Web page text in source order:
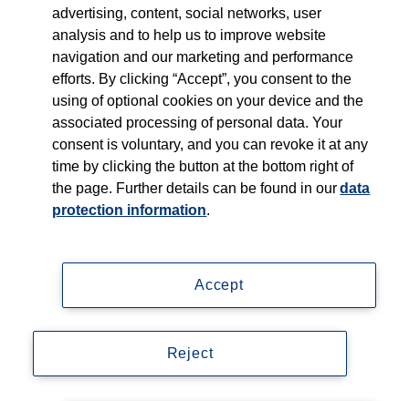
Impressum
Datenschutzerklärung
Lieferanteninformationen
Mediadaten
Accessibility
advertising, content, social networks, user
analysis and to help us to improve website
navigation and our marketing and performance
efforts. By clicking “Accept”, you consent to the
using of optional cookies on your device and the
associated processing of personal data. Your
consent is voluntary, and you can revoke it at any
time by clicking the button at the bottom right of
the page. Further details can be found in ourdata
protection information.
Accept
Reject